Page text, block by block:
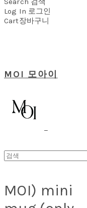
Log In 로그인
Cart장바구니
MOI 모아이
MOI) mini